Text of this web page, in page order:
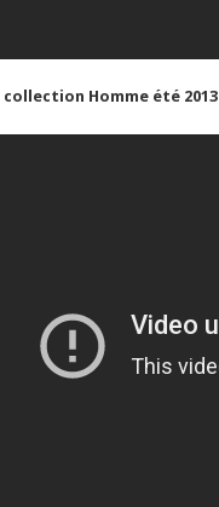
collection Homme été 2013